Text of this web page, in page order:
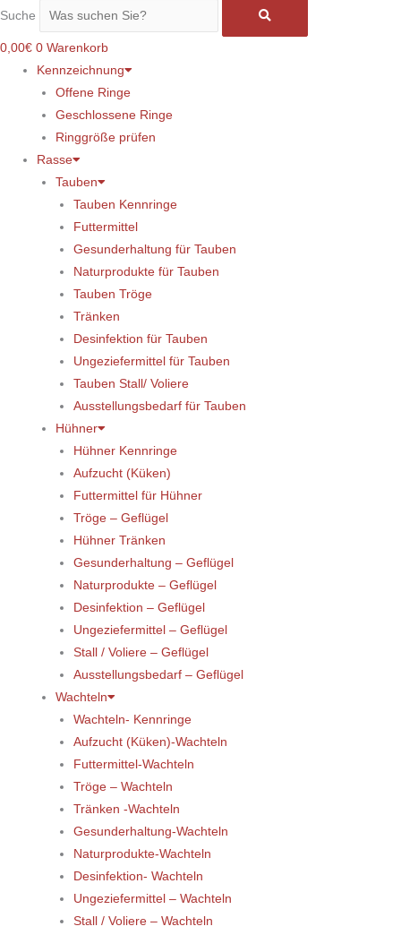
Suche
0,00€ 0 Warenkorb
Kennzeichnung
Offene Ringe
Geschlossene Ringe
Ringgröße prüfen
Rasse
Tauben
Tauben Kennringe
Futtermittel
Gesunderhaltung für Tauben
Naturprodukte für Tauben
Tauben Tröge
Tränken
Desinfektion für Tauben
Ungeziefermittel für Tauben
Tauben Stall/ Voliere
Ausstellungsbedarf für Tauben
Hühner
Hühner Kennringe
Aufzucht (Küken)
Futtermittel für Hühner
Tröge – Geflügel
Hühner Tränken
Gesunderhaltung – Geflügel
Naturprodukte – Geflügel
Desinfektion – Geflügel
Ungeziefermittel – Geflügel
Stall / Voliere – Geflügel
Ausstellungsbedarf – Geflügel
Wachteln
Wachteln- Kennringe
Aufzucht (Küken)-Wachteln
Futtermittel-Wachteln
Tröge – Wachteln
Tränken -Wachteln
Gesunderhaltung-Wachteln
Naturprodukte-Wachteln
Desinfektion- Wachteln
Ungeziefermittel – Wachteln
Stall / Voliere – Wachteln